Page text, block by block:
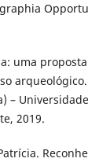
uma
–
2019.